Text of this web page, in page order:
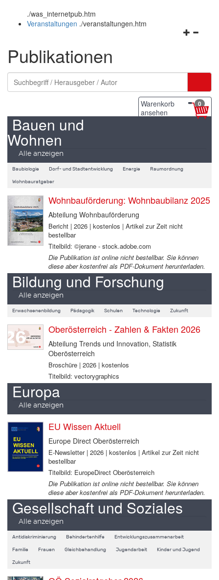
und
schließen
./was_internetpub.htm
Veranstaltungen ./veranstaltungen.htm
Publikationen
Warenkorb
ansehen
0
Bauen und
Wohnen
Alle anzeigen
Baubiologie Dorf- und Stadtentwicklung Energie Raumordnung
Wohnbauratgeber
Wohnbauförderung: Wohnbaubilanz 2025
Abteilung Wohnbauförderung
Bericht | 2026 | kostenlos | Artikel zur Zeit nicht
bestellbar
Titelbild: ©jerane - stock.adobe.com
Die Publikation ist online nicht bestellbar. Sie können
diese aber kostenfrei als PDF-Dokument herunterladen.
Bildung und Forschung
Alle anzeigen
Erwachsenenbildung Pädagogik Schulen Technologie Zukunft
Oberösterreich - Zahlen & Fakten 2026
Abteilung Trends und Innovation, Statistik
Oberösterreich
Broschüre | 2026 | kostenlos
Titelbild: vectorygraphics
Europa
Alle anzeigen
EU Wissen Aktuell
Europe Direct Oberösterreich
E-Newsletter | 2026 | kostenlos | Artikel zur Zeit nicht
bestellbar
Titelbild: EuropeDirect Oberösterreich
Die Publikation ist online nicht bestellbar. Sie können
diese aber kostenfrei als PDF-Dokument herunterladen.
Gesellschaft und Soziales
Alle anzeigen
Antidiskriminierung Behindertenhilfe Entwicklungszusammenarbeit
Familie Frauen Gleichbehandlung Jugendarbeit Kinder und Jugend
Zukunft